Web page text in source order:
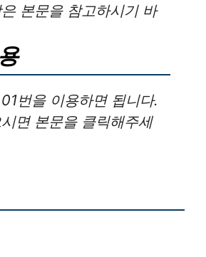
본문을 참고하시기 바
번을 이용하면 됩니다.
면 본문을 클릭해주세